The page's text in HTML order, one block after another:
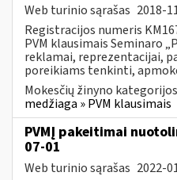
Web turinio sąrašas 2018-
Registracijos numeris
PVM klausimais Seminaro
reklamai, reprezentacijai,
poreikiams tenkinti,
Mokesčių žinyno
medžiaga » PVM klausimais
PVMĮ pakeitimai
07-01
Web turinio sąrašas 2022-